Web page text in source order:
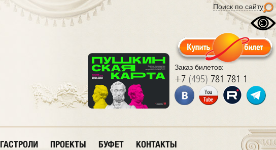
Поиск по сайту
Заказ билетов:
+7 (495) 781 781 1
ГАСТРОЛИ ПРОЕКТЫ БУФЕТ КОНТАКТЫ